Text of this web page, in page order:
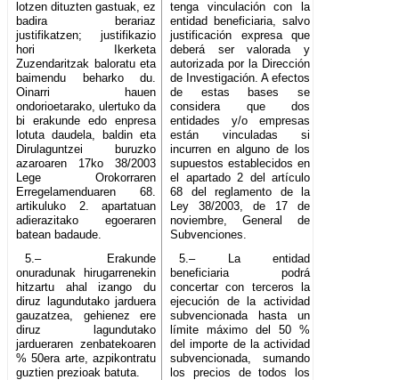
lotzen dituzten gastuak, ez
badira berariaz
justifikatzen; justifikazio
hori Ikerketa
Zuzendaritzak baloratu eta
baimendu beharko du.
Oinarri hauen
ondorioetarako, ulertuko da
bi erakunde edo enpresa
lotuta daudela, baldin eta
Dirulaguntzei buruzko
azaroaren 17ko 38/2003
Lege Orokorraren
Erregelamenduaren 68.
artikuluko 2. apartatuan
adierazitako egoeraren
batean badaude.
tenga vinculación con la
entidad beneficiaria, salvo
justificación expresa que
deberá ser valorada y
autorizada por la Dirección
de Investigación. A efectos
de estas bases se
considera que dos
entidades y/o empresas
están vinculadas si
incurren en alguno de los
supuestos establecidos en
el apartado 2 del artículo
68 del reglamento de la
Ley 38/2003, de 17 de
noviembre, General de
Subvenciones.
5.– Erakunde
onuradunak hirugarrenekin
hitzartu ahal izango du
diruz lagundutako jarduera
gauzatzea, gehienez ere
diruz lagundutako
jardueraren zenbatekoaren
% 50era arte, azpikontratu
guztien prezioak batuta.
5.– La entidad
beneficiaria podrá
concertar con terceros la
ejecución de la actividad
subvencionada hasta un
límite máximo del 50 %
del importe de la actividad
subvencionada, sumando
los precios de todos los